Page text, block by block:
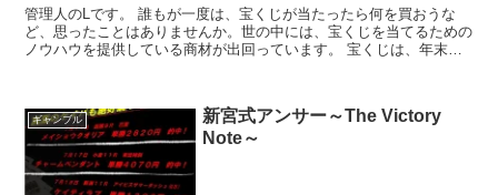
管理人のLです。 誰もが一度は、宝くじが当たったら何を買おうな
ど、思ったことはありませんか。世の中には、宝くじを当てるための
ノウハウを提供している商材が出回っています。 宝くじは、年末ジ
ギャンブル
新宮式アンサー～The Victory
Note～